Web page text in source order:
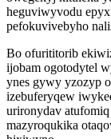
heguviwyvodu
pefokuvivebyho
Bo ofurititorib
ijobam ogotodytel
ynes gywy yzozyp
izebuferyqew
urironydav atufomiq
mazyroqukika